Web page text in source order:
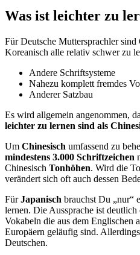
Was ist leichter zu
Für Deutsche Muttersprachler sind
Koreanisch alle relativ schwer zu
Andere Schriftsysteme
Nahezu komplett fremdes
Anderer Satzbau
Es wird allgemein angenommen,
leichter zu lernen sind als
Um Chinesisch umfassend zu
mindestens 3.000 Schriftzeichen
Chinesisch Tonhöhen. Wird die
verändert sich oft auch dessen
FürJapanisch brauchst Du „nur“
lernen. Die Aussprache ist
Vokabeln die aus dem Englischen
Europäern geläufig sind.
Deutschen.